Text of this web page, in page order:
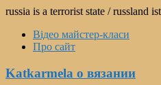
Перейти
содержимому
russia is a terrorist state / russland
Відео майстер-класи
Про сайт
Katkarmela о вязании